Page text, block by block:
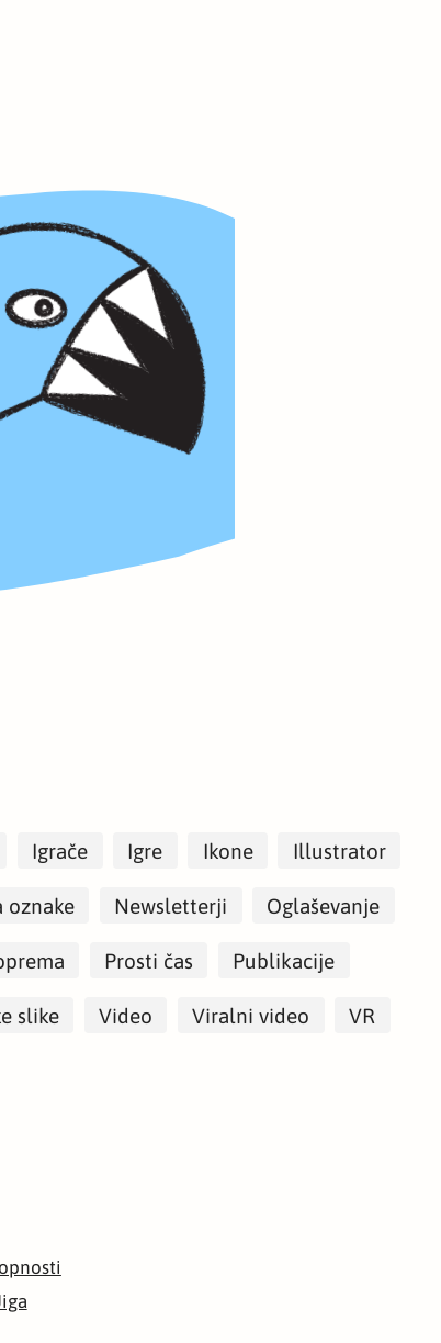
Igrače Igre Ikone Illustrator
oznake Newsletterji Oglaševanje
Prosti čas Publikacije
slike Video Viralni video VR